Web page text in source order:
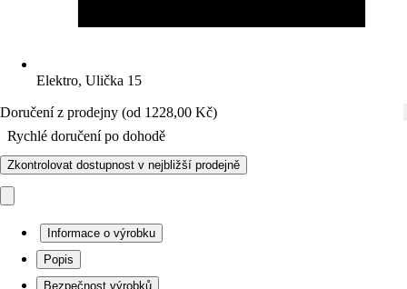
Elektro, Ulička 15
Doručení z prodejny (od 1228,00 Kč)
Rychlé doručení po dohodě
Zkontrolovat dostupnost v nejbližší prodejně
Informace o výrobku
Popis
Bezpečnost výrobků